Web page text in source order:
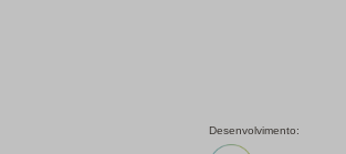
Desenvolvimento: